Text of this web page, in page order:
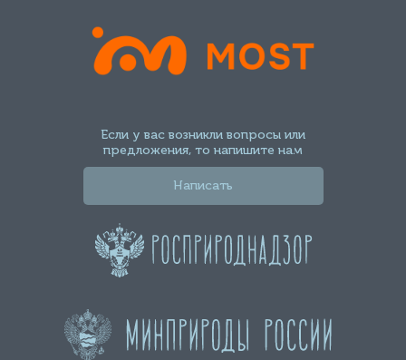
Если у вас возникли вопросы или
предложения, то напишите нам
Написать